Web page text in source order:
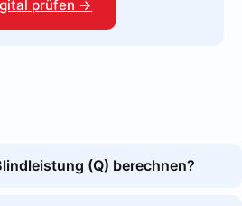
prüfen →
(Q) berechnen?